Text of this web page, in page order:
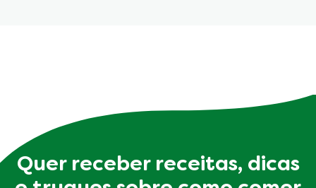
Quer receber receitas, dicas